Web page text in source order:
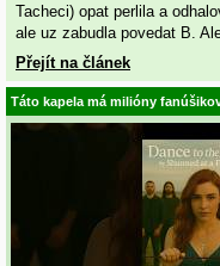
Tacheci) opat perlila a
ale uz zabudla povedat B.
Přejít na článek
Táto kapela má milióny